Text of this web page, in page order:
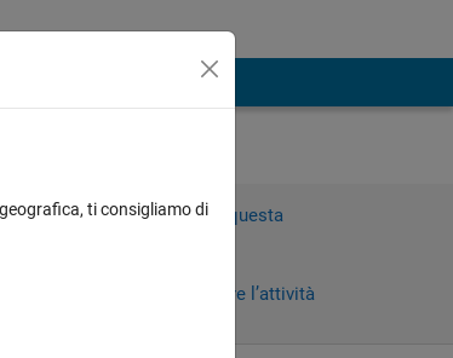
Accedi per rispondere a questa
Accedi per seguire l’attività
ti consigliamo di